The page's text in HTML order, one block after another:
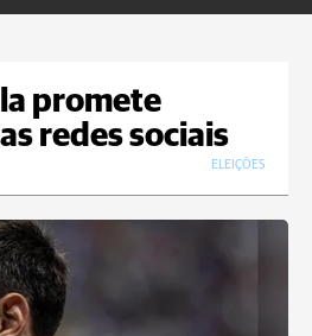
promete
redes sociais
ELEIÇÕES